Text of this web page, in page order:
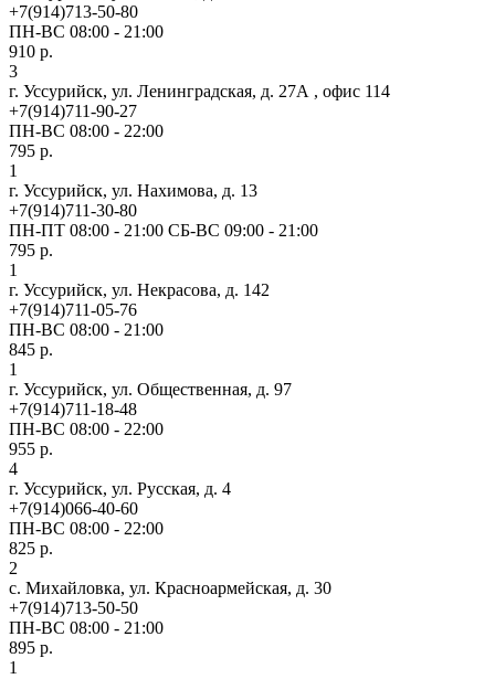
+7(914)713-50-80
ПН-ВС 08:00 - 21:00
910 р.
3
г. Уссурийск, ул. Ленинградская, д. 27А , офис 114
+7(914)711-90-27
ПН-ВС 08:00 - 22:00
795 р.
1
г. Уссурийск, ул. Нахимова, д. 13
+7(914)711-30-80
ПН-ПТ 08:00 - 21:00 СБ-ВС 09:00 - 21:00
795 р.
1
г. Уссурийск, ул. Некрасова, д. 142
+7(914)711-05-76
ПН-ВС 08:00 - 21:00
845 р.
1
г. Уссурийск, ул. Общественная, д. 97
+7(914)711-18-48
ПН-ВС 08:00 - 22:00
955 р.
4
г. Уссурийск, ул. Русская, д. 4
+7(914)066-40-60
ПН-ВС 08:00 - 22:00
825 р.
2
с. Михайловка, ул. Красноармейская, д. 30
+7(914)713-50-50
ПН-ВС 08:00 - 21:00
895 р.
1